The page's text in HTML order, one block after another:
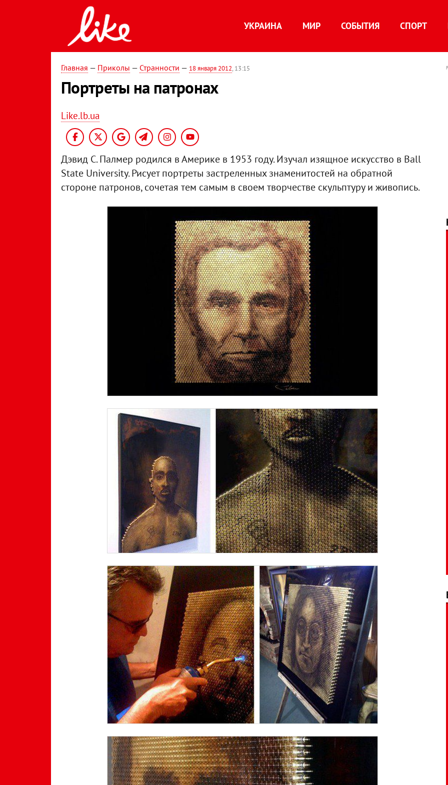
УКРАИНА МИР СОБЫТИЯ СПОРТ
Главная — Приколы — Странности — 18 января 2012, 13:15
Портреты на патронах
Like.lb.ua
Дэвид С. Палмер родился в Америке в 1953 году. Изучал изящное искусство в Ball
State University. Рисует портреты застреленных знаменитостей на обратной
стороне патронов, сочетая тем самым в своем творчестве скульптуру и живопись.